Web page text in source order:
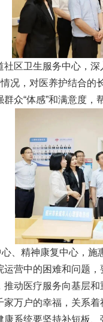
卫生服务中心，深
况，对医养护结合
众“体感”和满意度，
精神康复中心，施
营中的困难和问题
动医疗服务向基层
户的幸福，关系着
系统要坚持补短板